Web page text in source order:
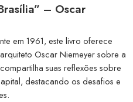
– Oscar
em 1961, este livro oferece
Oscar Niemeyer sobre a
suas reflexões sobre
destacando os desafios e